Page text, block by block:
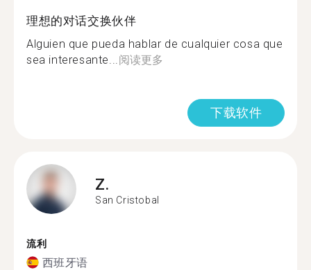
理想的对话交换伙伴
Alguien que pueda hablar de cualquier cosa que
sea interesante...阅读更多
下载软件
Z.
San Cristobal
流利
西班牙语